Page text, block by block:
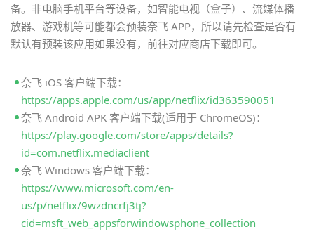
备。非电脑手机平台等设备，如智能电视（盒子）、流媒体播
放器、游戏机等可能都会预装奈飞 APP，所以请先检查是否有
默认有预装该应用如果没有，前往对应商店下载即可。
奈飞 iOS 客户端下载：
https://apps.apple.com/us/app/netflix/id363590051
奈飞 Android APK 客户端下载(适用于 ChromeOS)：
https://play.google.com/store/apps/details?
id=com.netflix.mediaclient
奈飞 Windows 客户端下载：
https://www.microsoft.com/en-
us/p/netflix/9wzdncrfj3tj?
cid=msft_web_appsforwindowsphone_collection